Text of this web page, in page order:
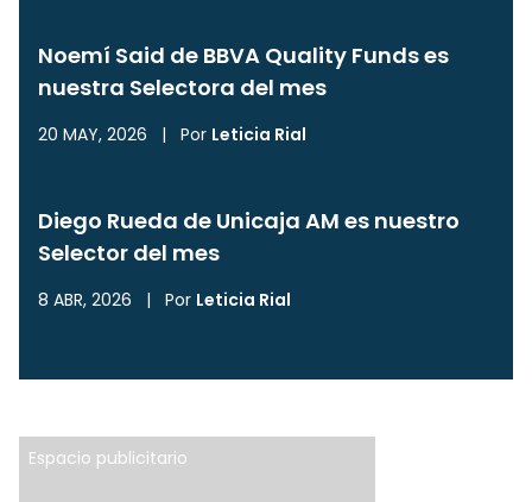
Noemí Said de BBVA Quality Funds es
nuestra Selectora del mes
20 MAY, 2026 | Por Leticia Rial
Diego Rueda de Unicaja AM es nuestro
Selector del mes
8 ABR, 2026 | Por Leticia Rial
Espacio publicitario